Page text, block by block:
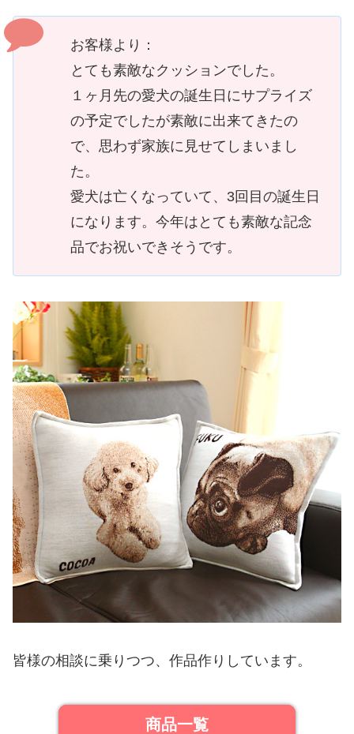
お客様より：
とても素敵なクッションでした。
１ヶ月先の愛犬の誕生日にサプライズ
の予定でしたが素敵に出来てきたの
で、思わず家族に見せてしまいまし
た。
愛犬は亡くなっていて、3回目の誕生日
になります。今年はとても素敵な記念
品でお祝いできそうです。
皆様の相談に乗りつつ、作品作りしています。
商品一覧